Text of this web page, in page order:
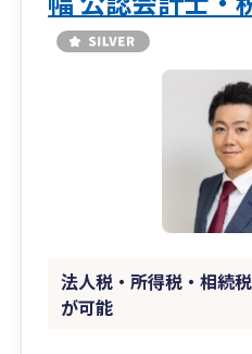
法人税・所得税・相続
が可能